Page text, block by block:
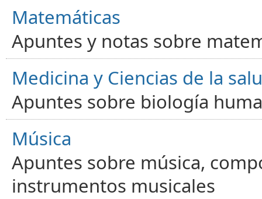
Matemáticas
Apuntes y notas sobre
Medicina y Ciencias de la
Apuntes sobre biología
Música
Apuntes sobre música,
instrumentos musicales